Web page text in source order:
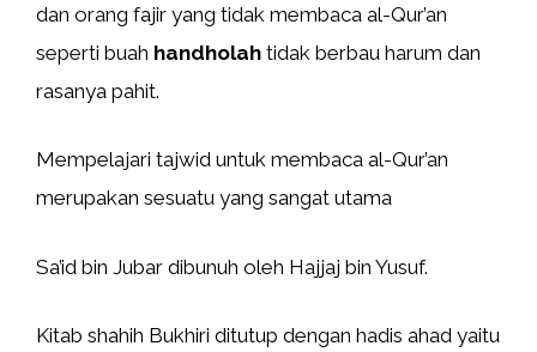
dan orang fajir yang tidak membaca al-Qur’an
seperti buah handholah tidak berbau harum dan
rasanya pahit.
Mempelajari tajwid untuk membaca al-Qur’an
merupakan sesuatu yang sangat utama
Sa’id bin Jubar dibunuh oleh Hajjaj bin Yusuf.
Kitab shahih Bukhiri ditutup dengan hadis ahad yaitu